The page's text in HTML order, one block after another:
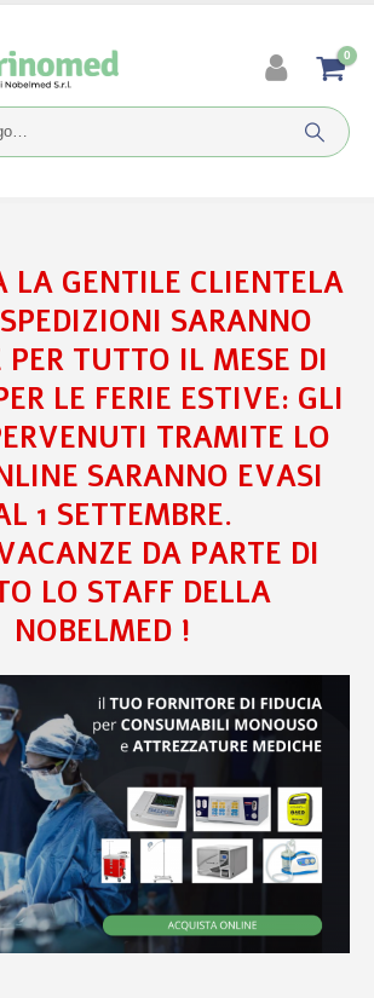
0
LA GENTILE CLIENTELA
SARANNO
PER TUTTO IL MESE DI
LE FERIE ESTIVE: GLI
TRAMITE LO
SARANNO EVASI
1 SETTEMBRE.
DA PARTE DI
LO STAFF DELLA
NOBELMED !